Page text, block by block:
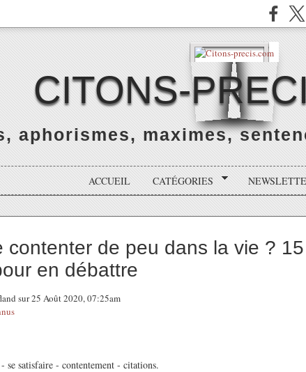
CITONS-
aphorismes, maximes,
ACCUEIL CATÉGORIES
contenter de peu dans la vie ? 15
en débattre
sur 25 Août 2020, 07:25am
se satisfaire - contentement - citations.